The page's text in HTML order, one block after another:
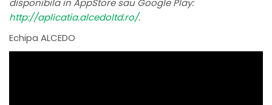
disponibila in AppStore sau Google Play:
http://aplicatia.alcedoltd.ro/.
Echipa ALCEDO